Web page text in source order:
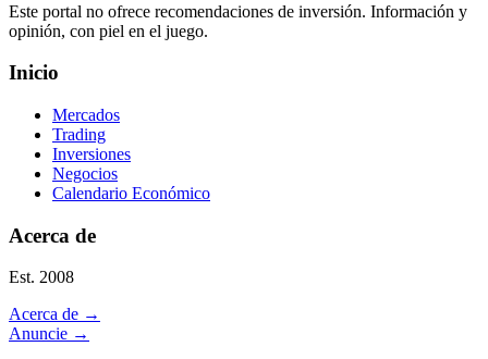
Este portal no ofrece recomendaciones de inversión. Información y
opinión, con piel en el juego.
Inicio
Mercados
Trading
Inversiones
Negocios
Calendario Económico
Acerca de
Est. 2008
Acerca de →
Anuncie →